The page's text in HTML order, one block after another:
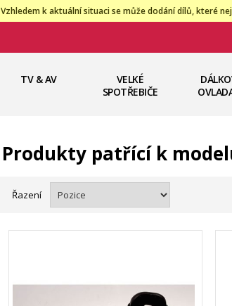
Vzhledem k aktuální situaci se může dodání dílů, které
TV & AV
VELKÉ
SPOTŘEBIČE
Produkty patřící k
Řazení